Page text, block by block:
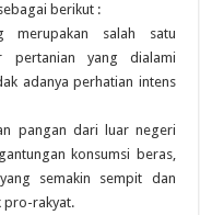
berikut :
merupakan salah satu
pertanian yang dialami
adanya perhatian intens
pangan dari luar negeri
konsumsi beras,
semakin sempit dan
pro-rakyat.